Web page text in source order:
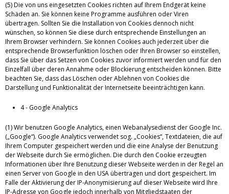
(5) Die von uns eingesetzten Cookies richten auf Ihrem Endgerät keine
Schäden an. Sie können keine Programme ausführen oder Viren
übertragen. Sollten Sie die Installation von Cookies dennoch nicht
wünschen, so können Sie diese durch entsprechende Einstellungen an
Ihrem Browser verhindern. Sie können Cookies auch jederzeit über die
entsprechende Browserfunktion löschen oder Ihren Browser so einstellen,
dass Sie über das Setzen von Cookies zuvor informiert werden und für den
Einzelfall über deren Annahme oder Blockierung entscheiden können. Bitte
beachten Sie, dass das Löschen oder Ablehnen von Cookies die
Darstellung und Funktionalität der Internetseite beeinträchtigen kann.
4 - Google Analytics
(1) Wir benutzen Google Analytics, einen Webanalysedienst der Google Inc.
(„Google“). Google Analytics verwendet sog. „Cookies“, Textdateien, die auf
Ihrem Computer gespeichert werden und die eine Analyse der Benutzung
der Webseite durch Sie ermöglichen. Die durch den Cookie erzeugten
Informationen über Ihre Benutzung dieser Webseite werden in der Regel an
einen Server von Google in den USA übertragen und dort gespeichert. Im
Falle der Aktivierung der IP-Anonymisierung auf dieser Webseite wird Ihre
IP-Adresse von Google jedoch innerhalb von Mitgliedstaaten der